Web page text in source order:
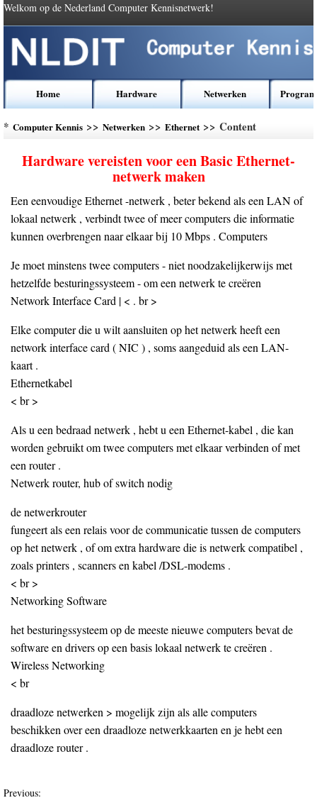
Welkom op de Nederland Computer Kennisnetwerk!
Home Hardware Netwerken
* Computer Kennis >> Netwerken >> Ethernet>> Content
Hardware vereisten voor een Basic Ethernet-
netwerk maken
Een eenvoudige Ethernet -netwerk , beter bekend als een LAN of
lokaal netwerk , verbindt twee of meer computers die informatie
kunnen overbrengen naar elkaar bij 10 Mbps . Computers
Je moet minstens twee computers - niet noodzakelijkerwijs met
hetzelfde besturingssysteem - om een ​​netwerk te creëren
Network Interface Card | < . br >
Elke computer die u wilt aansluiten op het netwerk heeft een
network interface card ( NIC ) , soms aangeduid als een LAN-
kaart .
Ethernetkabel
< br >
Als u een bedraad netwerk , hebt u een Ethernet-kabel , die kan
worden gebruikt om twee computers met elkaar verbinden of met
een router .
Netwerk router, hub of switch nodig
de netwerkrouter
fungeert als een relais voor de communicatie tussen de computers
op het netwerk , of om extra hardware die is netwerk compatibel ,
zoals printers , scanners en kabel /DSL-modems .
< br >
Networking Software
het besturingssysteem op de meeste nieuwe computers bevat de
software en drivers op een basis lokaal netwerk te creëren .
Wireless Networking
< br
draadloze netwerken > mogelijk zijn als alle computers
beschikken over een draadloze netwerkkaarten en je hebt een
draadloze router .
Previous: